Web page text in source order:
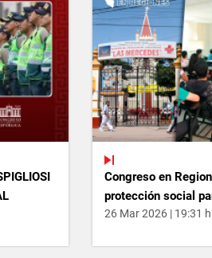
Congreso en
protección social
26 Mar 2026 | 19:31 h